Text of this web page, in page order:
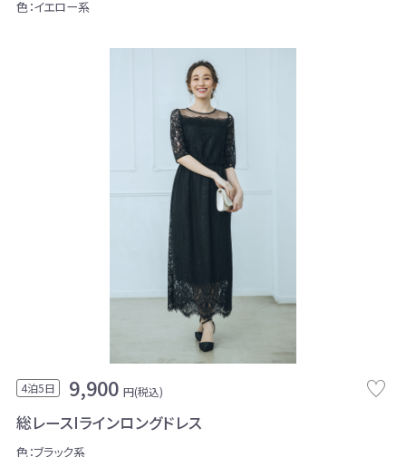
色：イエロー系
4泊5日 9,900 円(税込)
総レースIラインロングドレス
色：ブラック系